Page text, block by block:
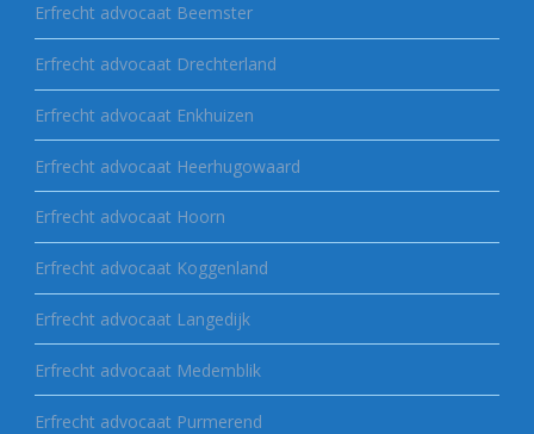
Erfrecht advocaat Beemster
Erfrecht advocaat Drechterland
Erfrecht advocaat Enkhuizen
Erfrecht advocaat Heerhugowaard
Erfrecht advocaat Hoorn
Erfrecht advocaat Koggenland
Erfrecht advocaat Langedijk
Erfrecht advocaat Medemblik
Erfrecht advocaat Purmerend